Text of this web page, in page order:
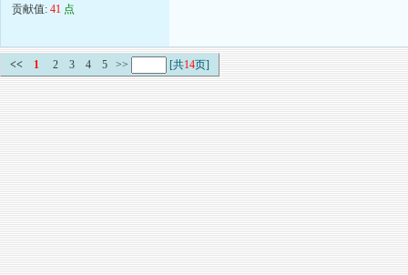
贡献值: 41 点
<< 1 2 3 4 5 >> [共14页]